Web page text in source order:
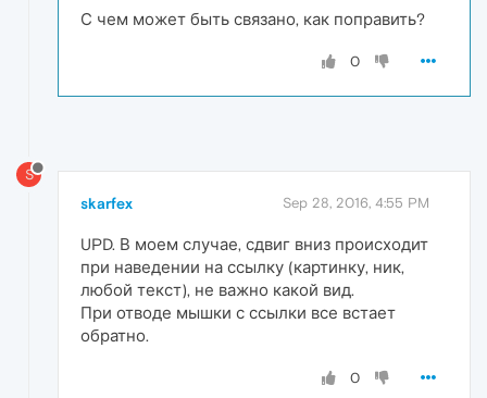
С чем может быть связано, как поправить?
0
S
skarfex Sep 28, 2016, 4:55 PM
UPD. В моем случае, сдвиг вниз происходит
при наведении на ссылку (картинку, ник,
любой текст), не важно какой вид.
При отводе мышки с ссылки все встает
обратно.
0